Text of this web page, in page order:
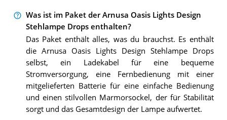
Was ist im Paket der Arnusa Oasis Lights Design
Stehlampe Drops enthalten?
Das Paket enthält alles, was du brauchst. Es enthält
die Arnusa Oasis Lights Design Stehlampe Drops
selbst, ein Ladekabel für eine bequeme
Stromversorgung, eine Fernbedienung mit einer
mitgelieferten Batterie für eine einfache Bedienung
und einen stilvollen Marmorsockel, der für Stabilität
sorgt und das Gesamtdesign der Lampe aufwertet.